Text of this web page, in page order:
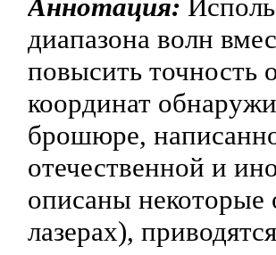
Аннотация:
диапазона волн
повысить точность
координат
брошюре,
отечественной и
описаны некоторые
лазерах),